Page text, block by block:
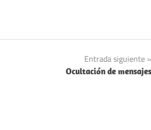
Entrada siguiente
Ocultación de mensajes